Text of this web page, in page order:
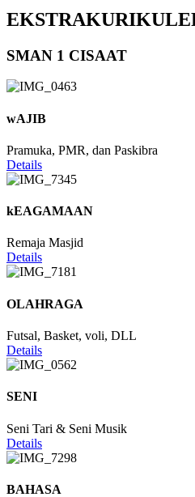
SMAN 1 CISAAT
wAJIB
Pramuka, PMR, dan Paskibra
Details
kEAGAMAAN
Remaja Masjid
Details
OLAHRAGA
Futsal, Basket, voli, DLL
Details
SENI
Seni Tari & Seni Musik
Details
BAHASA